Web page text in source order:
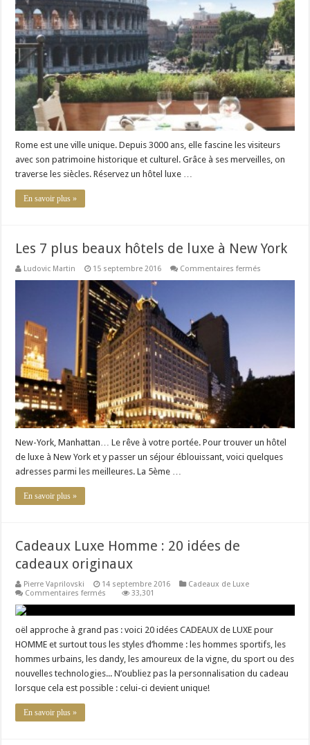
beaux
hôtels
de
luxe
à
Rome
Rome est une ville unique. Depuis 3000 ans, elle fascine les visiteurs
avec son patrimoine historique et culturel. Grâce à ses merveilles, on
traverse les siècles. Réservez un hôtel luxe …
En savoir plus »
Les 7 plus beaux hôtels de luxe à New York
Ludovic Martin 15 septembre 2016 Commentaires fermés
New-York, Manhattan… Le rêve à votre portée. Pour trouver un hôtel
de luxe à New York et y passer un séjour éblouissant, voici quelques
adresses parmi les meilleures. La 5ème …
En savoir plus »
Cadeaux Luxe Homme : 20 idées de
cadeaux originaux
Pierre Vaprilovski 14 septembre 2016
Cadeaux de Luxe
Commentaires fermés
:
idées
de
cadeaux
originaux
33,301
oël approche à grand pas : voici 20 idées CADEAUX de LUXE pour
HOMME et surtout tous les styles d’homme : les hommes sportifs, les
hommes urbains, les dandy, les amoureux de la vigne, du sport ou des
nouvelles technologies... N’oubliez pas la personnalisation du cadeau
lorsque cela est possible : celui-ci devient unique!
En savoir plus »